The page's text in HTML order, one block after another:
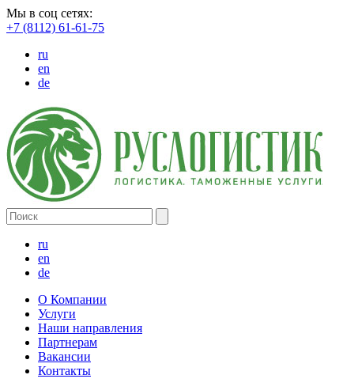
Мы в соц сетях:
+7 (8112) 61-61-75
ru
en
de
ru
en
de
О Компании
Услуги
Наши направления
Партнерам
Вакансии
Контакты